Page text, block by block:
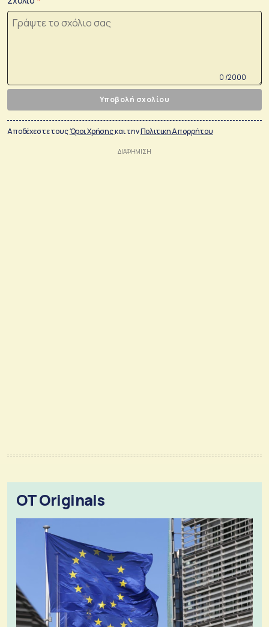
0 /2000
Υποβολή σχολίου
Αποδέχεστε τουςΌροι Χρήσηςκαι τηνΠολιτικη Απορρήτου
OT Originals